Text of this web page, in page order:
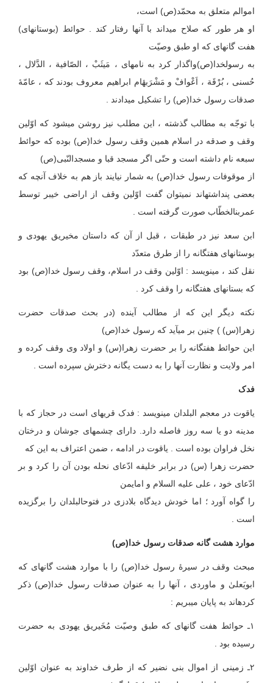
اموالم متعلق به محمّد(ص) است،
او هر طور که صلاح می‏داند با آنها رفتار کند . حوائط (بوستانهای)
هفت گانه‏ای که او طبق وصیّت
به‏ رسول‏خدا(ص)واگذار کرد به نامهای ، مَیثَبْ ، الصّافیة ، الدَّلال ،
حُسنی ، بُرْقَة ، اَعْوافْ و مَشْرَبهٔ‏ام ابراهیم معروف بودند که ، عامّهٔ
صدقات رسول خدا(ص) را تشکیل می‏دادند .
با توجّه به مطالب گذشته ، این مطلب نیز روشن می‏شود که اوّلین
وقف و صدقه در اسلام همین وقف رسول خدا(ص) بوده که حوائط
سبعه نام داشته است و حتّی اگر مسجد قبا و مسجدالنّبی(ص)
از موقوفات رسول خدا(ص) به شمار نیایند باز هم به خلاف آنچه که
بعضی پنداشته‏اند نمی‏توان گفت اوّلین وقف ‏از اراضی خیبر توسط
عمربن‏الخطّاب صورت گرفته است .
ابن سعد نیز در طبقات ، قبل از آن که داستان مخیریق یهودی و
بوستانهای هفت‏گانه را از طرق متعدّد
نقل کند ، می‏نویسد : اوّلین وقف در اسلام، وقف رسول خدا(ص) بود
که بستانهای هفت‏گانه را وقف کرد .
نکته دیگر این که از مطالب آینده (در بحث صدقات حضرت
زهرا(س) ) چنین بر می‏آید که رسول خدا(ص)
این حوائط هفت‏گانه را بر حضرت زهرا(س) و اولاد وی وقف کرده و
امر ولایت و نظارت آنها را به دست یگانه دخترش سپرده است .
فدک
یاقوت در معجم البلدان می‏نویسد : فدک قریه‏ای است در حجاز که با
مدینه دو یا سه روز فاصله دارد. دارای چشمه‏ای جوشان و درختان
نخل فراوان بوده است . یاقوت در ادامه ، ضمن اعتراف به این که
حضرت زهرا (س) در برابر خلیفه ادّعای نحله بودن آن را کرد و بر
ادّعای خود ، علی علیه السلام و ام‏ایمن
را گواه آورد ؛ اما خودش دیدگاه بلادزی در فتوح‏البلدان را برگزیده
است .
موارد هشت گانه صدقات رسول خدا (ص)
مبحث وقف در سیرۀ رسول خدا(ص) را با موارد هشت گانه‏ای که
ابویَعلیٰ و ماوردی ، آنها را به عنوان صدقات رسول خدا(ص) ذکر
کرده‏اند به پایان می‏بریم :
۱ـ حوائط هفت گانه‏ای که طبق وصیّت مُخَیریق یهودی به حضرت
رسیده بود .
۲ـ زمینی از اموال بنی نضیر که از طرف خداوند به عنوان اوّلین